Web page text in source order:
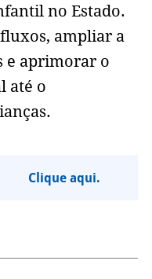
no Estado.
ampliar a
e aprimorar o
até o
Clique aqui.